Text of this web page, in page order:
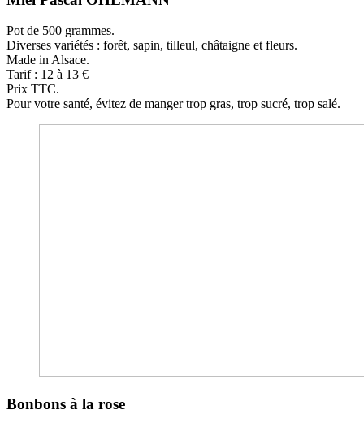
Pot de 500 grammes.
Diverses variétés : forêt, sapin, tilleul, châtaigne et fleurs.
Made in Alsace.
Tarif : 12 à 13 €
Prix TTC.
Pour votre santé, évitez de manger trop gras, trop sucré, trop salé.
Bonbons à la rose